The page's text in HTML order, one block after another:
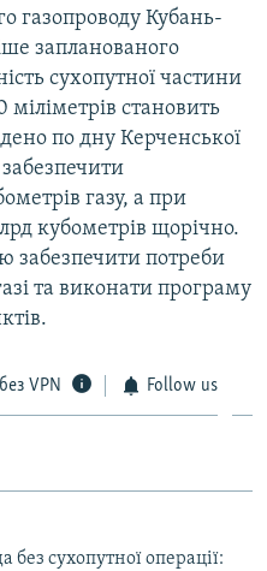
газопроводу Кубань-
запланованого
сухопутної частини
становить
по дну Керченської
газу, а при
кубометрів щорічно.
забезпечити потреби
та виконати програму
VPN Follow us
без сухопутної операції: